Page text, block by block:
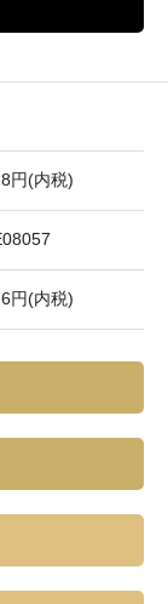
円(内税)
円(内税)